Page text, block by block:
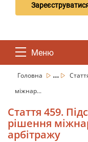
Меню
Головна ...
міжнар...
Стаття 459.
рішення
арбітражу